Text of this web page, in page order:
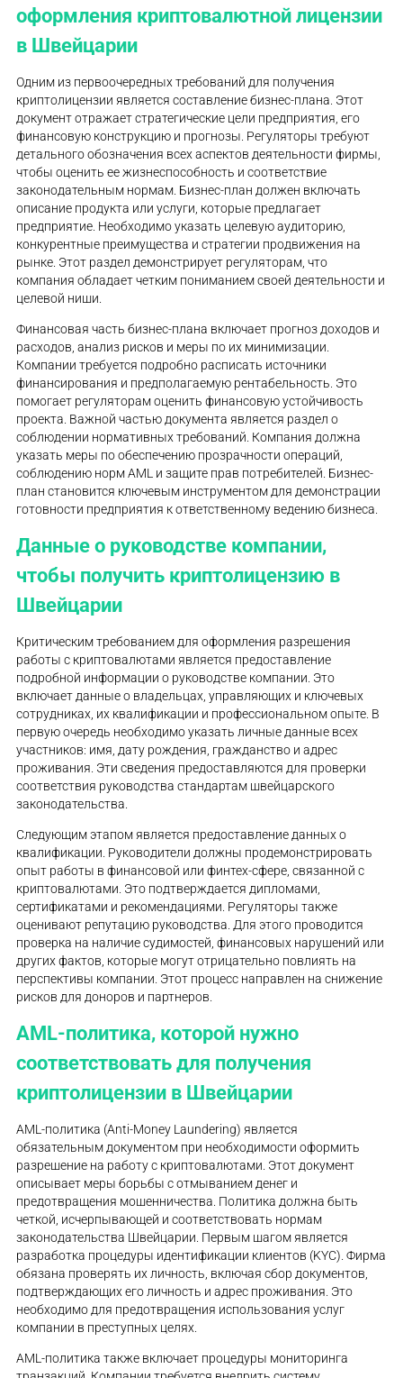
оформления криптовалютной лицензии
в Швейцарии
Одним из первоочередных требований для получения
криптолицензии является составление бизнес-плана. Этот
документ отражает стратегические цели предприятия, его
финансовую конструкцию и прогнозы. Регуляторы требуют
детального обозначения всех аспектов деятельности фирмы,
чтобы оценить ее жизнеспособность и соответствие
законодательным нормам. Бизнес-план должен включать
описание продукта или услуги, которые предлагает
предприятие. Необходимо указать целевую аудиторию,
конкурентные преимущества и стратегии продвижения на
рынке. Этот раздел демонстрирует регуляторам, что
компания обладает четким пониманием своей деятельности и
целевой ниши.
Финансовая часть бизнес-плана включает прогноз доходов и
расходов, анализ рисков и меры по их минимизации.
Компании требуется подробно расписать источники
финансирования и предполагаемую рентабельность. Это
помогает регуляторам оценить финансовую устойчивость
проекта. Важной частью документа является раздел о
соблюдении нормативных требований. Компания должна
указать меры по обеспечению прозрачности операций,
соблюдению норм AML и защите прав потребителей. Бизнес-
план становится ключевым инструментом для демонстрации
готовности предприятия к ответственному ведению бизнеса.
Данные о руководстве компании,
чтобы получить криптолицензию в
Швейцарии
Критическим требованием для оформления разрешения
работы с криптовалютами является предоставление
подробной информации о руководстве компании. Это
включает данные о владельцах, управляющих и ключевых
сотрудниках, их квалификации и профессиональном опыте. В
первую очередь необходимо указать личные данные всех
участников: имя, дату рождения, гражданство и адрес
проживания. Эти сведения предоставляются для проверки
соответствия руководства стандартам швейцарского
законодательства.
Следующим этапом является предоставление данных о
квалификации. Руководители должны продемонстрировать
опыт работы в финансовой или финтех-сфере, связанной с
криптовалютами. Это подтверждается дипломами,
сертификатами и рекомендациями. Регуляторы также
оценивают репутацию руководства. Для этого проводится
проверка на наличие судимостей, финансовых нарушений или
других фактов, которые могут отрицательно повлиять на
перспективы компании. Этот процесс направлен на снижение
рисков для доноров и партнеров.
AML-политика, которой нужно
соответствовать для получения
криптолицензии в Швейцарии
AML-политика (Anti-Money Laundering) является
обязательным документом при необходимости оформить
разрешение на работу с криптовалютами. Этот документ
описывает меры борьбы с отмыванием денег и
предотвращения мошенничества. Политика должна быть
четкой, исчерпывающей и соответствовать нормам
законодательства Швейцарии. Первым шагом является
разработка процедуры идентификации клиентов (KYC). Фирма
обязана проверять их личность, включая сбор документов,
подтверждающих его личность и адрес проживания. Это
необходимо для предотвращения использования услуг
компании в преступных целях.
AML-политика также включает процедуры мониторинга